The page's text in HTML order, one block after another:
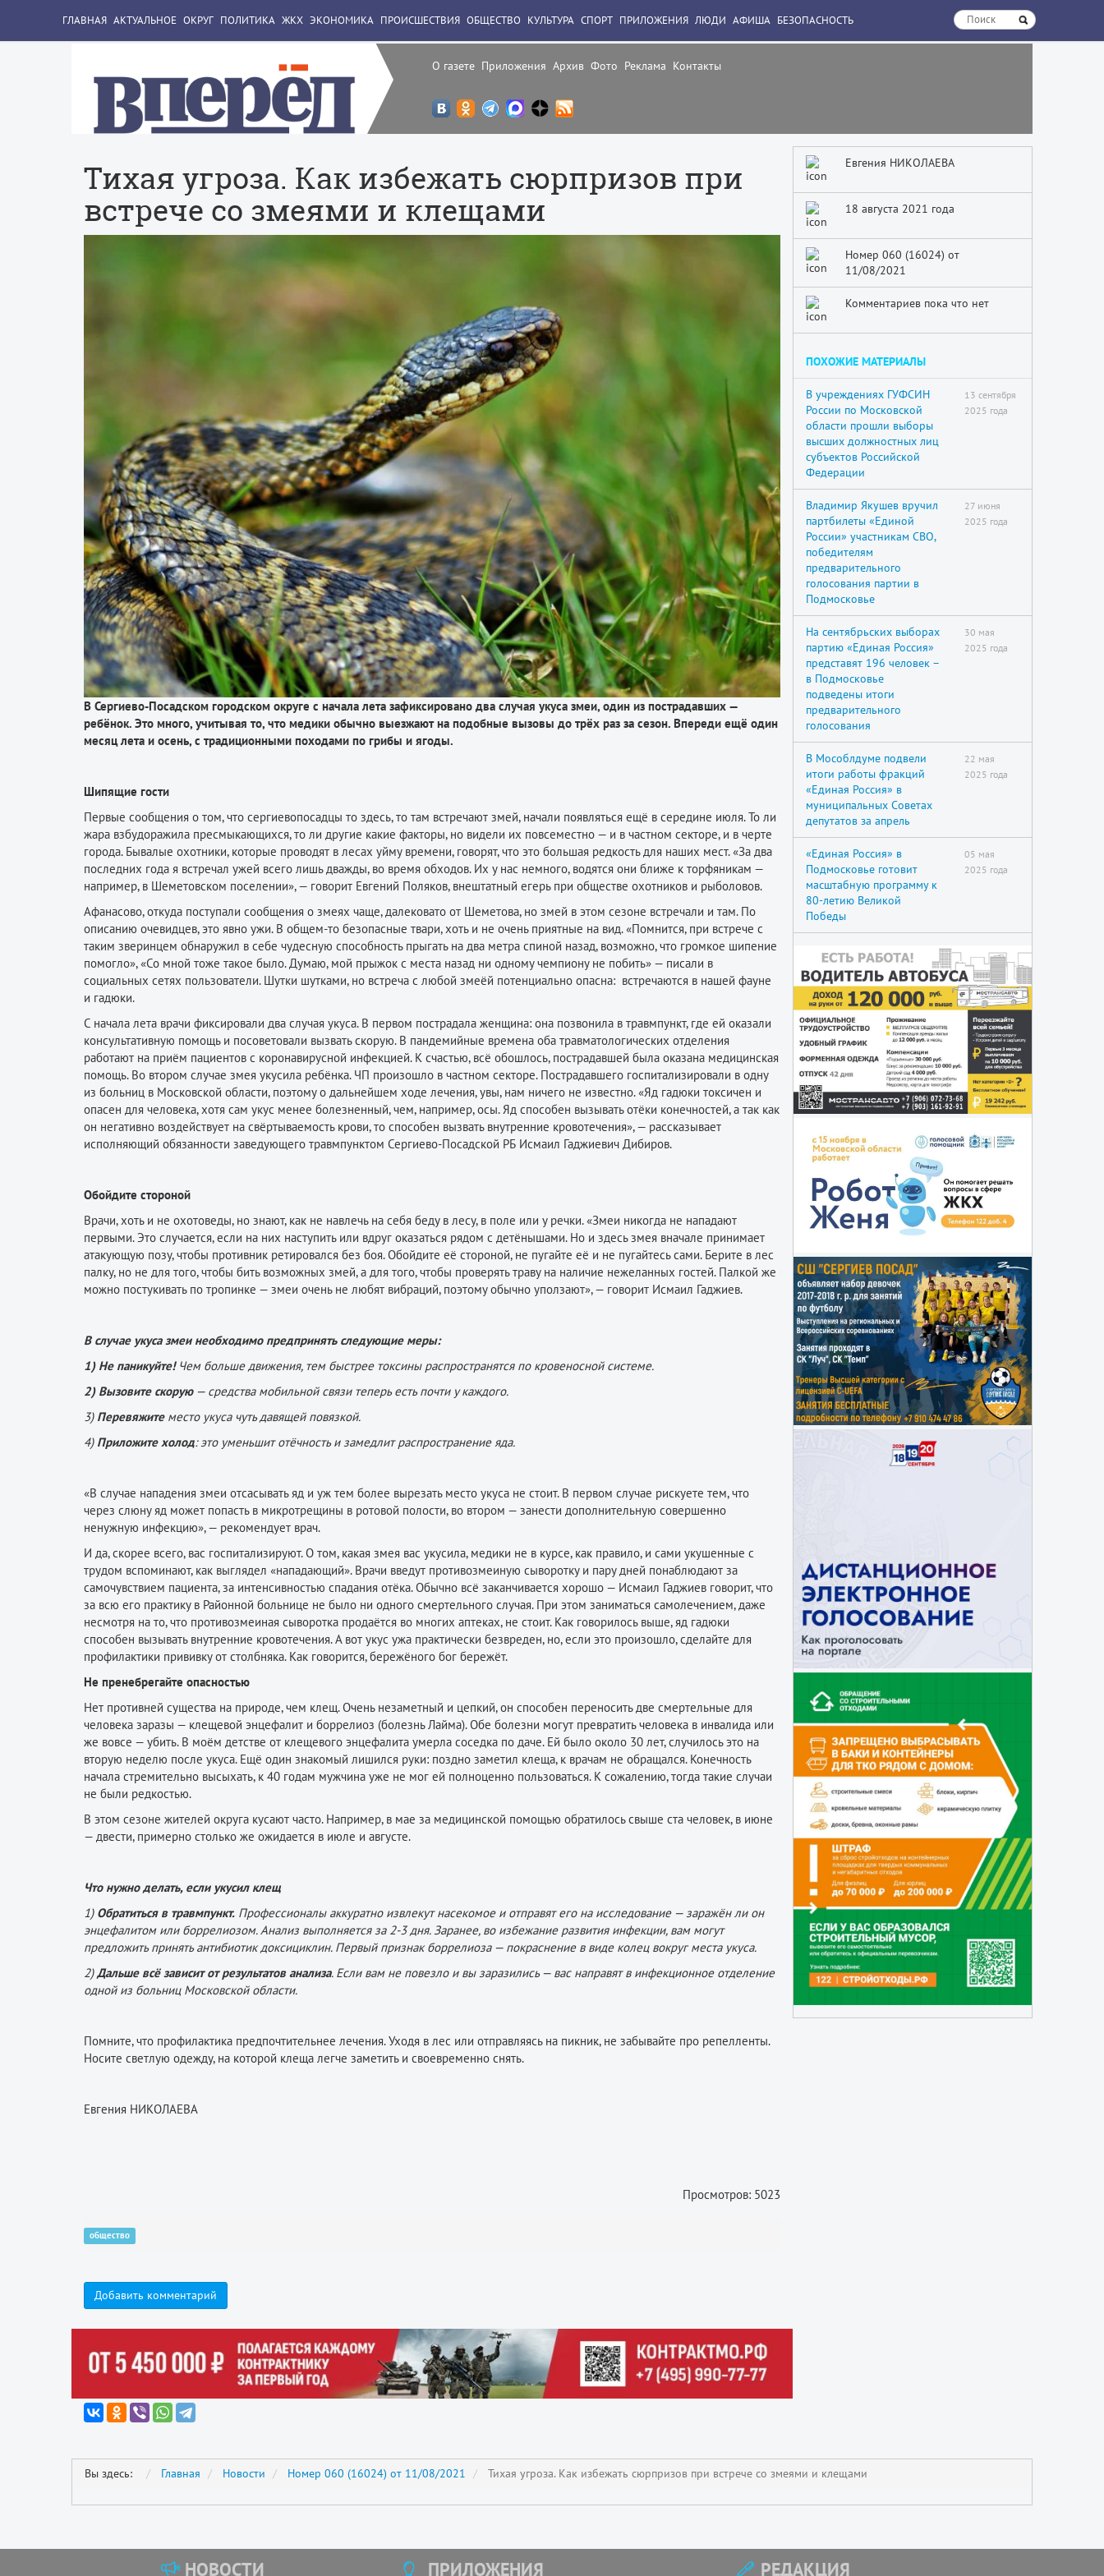
О газете Приложения Архив Фото Реклама Контакты
ГЛАВНАЯ АКТУАЛЬНОЕ ОКРУГ ПОЛИТИКА ЖКХ ЭКОНОМИКА ПРОИСШЕСТВИЯ ОБЩЕСТВО КУЛЬТУРА СПОРТ ПРИЛОЖЕНИЯ ЛЮДИ АФИША БЕЗОПАСНОСТЬ
Тихая угроза. Как избежать сюрпризов при
встрече со змеями и клещами
В Сергиево-Посадском городском округе с начала лета зафиксировано два случая укуса змеи, один из пострадавших —
ребёнок. Это много, учитывая то, что медики обычно выезжают на подобные вызовы до трёх раз за сезон. Впереди ещё один
месяц лета и осень, с традиционными походами по грибы и ягоды.
Шипящие гости
Первые сообщения о том, что сергиевопосадцы то здесь, то там встречают змей, начали появляться ещё в середине июля. То ли
жара взбудоражила пресмыкающихся, то ли другие какие факторы, но видели их повсеместно — и в частном секторе, и в черте
города. Бывалые охотники, которые проводят в лесах уйму времени, говорят, что это большая редкость для наших мест. «За два
последних года я встречал ужей всего лишь дважды, во время обходов. Их у нас немного, водятся они ближе к торфяникам —
например, в Шеметовском поселении», — говорит Евгений Поляков, внештатный егерь при обществе охотников и рыболовов.
Афанасово, откуда поступали сообщения о змеях чаще, далековато от Шеметова, но змей в этом сезоне встречали и там. По
описанию очевидцев, это явно ужи. В общем-то безопасные твари, хоть и не очень приятные на вид. «Помнится, при встрече с
таким зверинцем обнаружил в себе чудесную способность прыгать на два метра спиной назад, возможно, что громкое шипение
помогло», «Со мной тоже такое было. Думаю, мой прыжок с места назад ни одному чемпиону не побить» — писали в
социальных сетях пользователи. Шутки шутками, но встреча с любой змеёй потенциально опасна: встречаются в нашей фауне
и гадюки.
С начала лета врачи фиксировали два случая укуса. В первом пострадала женщина: она позвонила в травмпункт, где ей оказали
консультативную помощь и посоветовали вызвать скорую. В пандемийные времена оба травматологических отделения
работают на приём пациентов с коронавирусной инфекцией. К счастью, всё обошлось, пострадавшей была оказана медицинская
помощь. Во втором случае змея укусила ребёнка. ЧП произошло в частном секторе. Пострадавшего госпитализировали в одну
из больниц в Московской области, поэтому о дальнейшем ходе лечения, увы, нам ничего не известно. «Яд гадюки токсичен и
опасен для человека, хотя сам укус менее болезненный, чем, например, осы. Яд способен вызывать отёки конечностей, а так как
он негативно воздействует на свёртываемость крови, то способен вызвать внутренние кровотечения», — рассказывает
исполняющий обязанности заведующего травмпунктом Сергиево-Посадской РБ Исмаил Гаджиевич Дибиров.
Обойдите стороной
Врачи, хоть и не охотоведы, но знают, как не навлечь на себя беду в лесу, в поле или у речки. «Змеи никогда не нападают
первыми. Это случается, если на них наступить или вдруг оказаться рядом с детёнышами. Но и здесь змея вначале принимает
атакующую позу, чтобы противник ретировался без боя. Обойдите её стороной, не пугайте её и не пугайтесь сами. Берите в лес
палку, но не для того, чтобы бить возможных змей, а для того, чтобы проверять траву на наличие нежеланных гостей. Палкой же
можно постукивать по тропинке — змеи очень не любят вибраций, поэтому обычно уползают», — говорит Исмаил Гаджиев.
В случае укуса змеи необходимо предпринять следующие меры:
1) Не паникуйте!Чем больше движения, тем быстрее токсины распространятся по кровеносной системе.
2) Вызовите скорую— средства мобильной связи теперь есть почти у каждого.
3) Перевяжитеместо укуса чуть давящей повязкой.
4) Приложите холод: это уменьшит отёчность и замедлит распространение яда.
«В случае нападения змеи отсасывать яд и уж тем более вырезать место укуса не стоит. В первом случае рискуете тем, что
через слюну яд может попасть в микротрещины в ротовой полости, во втором — занести дополнительную совершенно
ненужную инфекцию», — рекомендует врач.
И да, скорее всего, вас госпитализируют. О том, какая змея вас укусила, медики не в курсе, как правило, и сами укушенные с
трудом вспоминают, как выглядел «нападающий». Врачи введут противозмеиную сыворотку и пару дней понаблюдают за
самочувствием пациента, за интенсивностью спадания отёка. Обычно всё заканчивается хорошо — Исмаил Гаджиев говорит, что
за всю его практику в Районной больнице не было ни одного смертельного случая. При этом заниматься самолечением, даже
несмотря на то, что противозмеиная сыворотка продаётся во многих аптеках, не стоит. Как говорилось выше, яд гадюки
способен вызывать внутренние кровотечения. А вот укус ужа практически безвреден, но, если это произошло, сделайте для
профилактики прививку от столбняка. Как говорится, бережёного бог бережёт.
Не пренебрегайте опасностью
Нет противней существа на природе, чем клещ. Очень незаметный и цепкий, он способен переносить две смертельные для
человека заразы — клещевой энцефалит и боррелиоз (болезнь Лайма). Обе болезни могут превратить человека в инвалида или
же вовсе — убить. В моём детстве от клещевого энцефалита умерла соседка по даче. Ей было около 30 лет, случилось это на
вторую неделю после укуса. Ещё один знакомый лишился руки: поздно заметил клеща, к врачам не обращался. Конечность
начала стремительно высыхать, к 40 годам мужчина уже не мог ей полноценно пользоваться. К сожалению, тогда такие случаи
не были редкостью.
В этом сезоне жителей округа кусают часто. Например, в мае за медицинской помощью обратилось свыше ста человек, в июне
— двести, примерно столько же ожидается в июле и августе.
Что нужно делать, если укусил клещ
1) Обратиться в травмпункт. Профессионалы аккуратно извлекут насекомое и отправят его на исследование — заражён ли он
энцефалитом или боррелиозом. Анализ выполняется за 2-3 дня. Заранее, во избежание развития инфекции, вам могут
предложить принять антибиотик доксициклин. Первый признак боррелиоза — покраснение в виде колец вокруг места укуса.
2)Дальше всё зависит от результатов анализа. Если вам не повезло и вы заразились — вас направят в инфекционное отделение
одной из больниц Московской области.
Помните, что профилактика предпочтительнее лечения. Уходя в лес или отправляясь на пикник, не забывайте про репелленты.
Носите светлую одежду, на которой клеща легче заметить и своевременно снять.
Евгения НИКОЛАЕВА
Просмотров: 5023
общество
Добавить комментарий
Евгения НИКОЛАЕВА
18 августа 2021 года
Номер 060 (16024) от
11/08/2021
Комментариев пока что нет
ПОХОЖИЕ МАТЕРИАЛЫ
В учреждениях ГУФСИН
России по Московской
области прошли выборы
высших должностных лиц
субъектов Российской
Федерации
13 сентября
2025 года
Владимир Якушев вручил
партбилеты «Единой
России» участникам СВО,
победителям
предварительного
голосования партии в
Подмосковье
27 июня
2025 года
На сентябрьских выборах
партию «Единая Россия»
представят 196 человек –
в Подмосковье
подведены итоги
предварительного
голосования
30 мая
2025 года
В Мособлдуме подвели
итоги работы фракций
«Единая Россия» в
муниципальных Советах
депутатов за апрель
22 мая
2025 года
«Единая Россия» в
Подмосковье готовит
масштабную программу к
80-летию Великой
Победы
05 мая
2025 года
Вы здесь: Главная Новости Номер 060 (16024) от 11/08/2021 Тихая угроза. Как избежать сюрпризов при встрече со змеями и клещами
НОВОСТИ ПРИЛОЖЕНИЯ РЕДАКЦИЯ